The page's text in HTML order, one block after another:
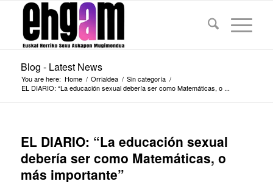
Blog - Latest News
You are here: Home / Orrialdea / Sin categoría /
EL DIARIO: “La educación sexual debería ser como Matemáticas, o ...
EL DIARIO: “La educación sexual
debería ser como Matemáticas, o
más importante”